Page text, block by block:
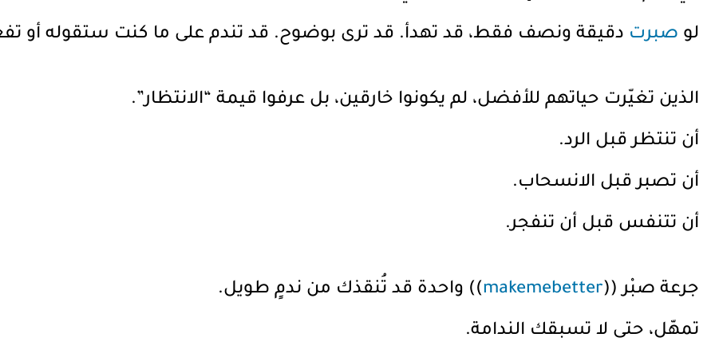
لو صبرت دقيقة ونصف فقط، قد تهدأ. قد ترى بوضوح. قد تندم على ما كنت ستقوله أو
الذين تغيّرت حياتهم للأفضل، لم يكونوا خارقين، بل عرفوا قيمة “الانتظار”.
أن تنتظر قبل الرد.
أن تصبر قبل الانسحاب.
أن تتنفس قبل أن تنفجر.
جرعة صبْر ((makemebetter)) واحدة قد تُنقذك من ندمٍ طويل.
تمهّل، حتى لا تسبقك الندامة.